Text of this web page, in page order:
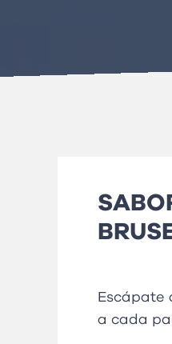
Escápate
a cada